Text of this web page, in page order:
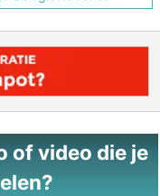
of video die je